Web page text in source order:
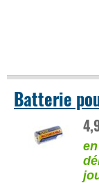
Batterie